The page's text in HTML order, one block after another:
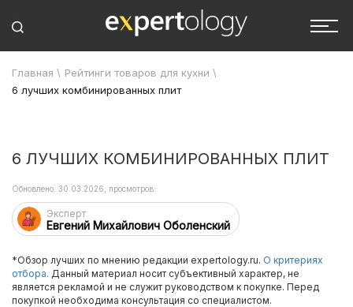
Главная \ Рейтинги товаров для кухни \
6 лучших комбинированных плит
6 ЛУЧШИХ КОМБИНИРОВАННЫХ ПЛИТ
Эксперт
Евгений Михайлович Оболенский
Обновлено: 30.03.2026, просмотров:
*Обзор лучших по мнению редакции expertology.ru. О критериях
отбора. Данный материал носит субъективный характер, не
является рекламой и не служит руководством к покупке. Перед
покупкой необходима консультация со специалистом.